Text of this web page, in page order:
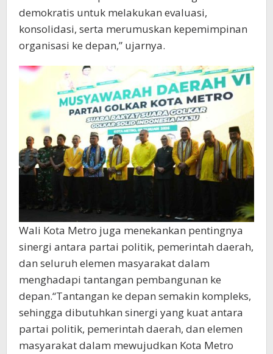
demokratis untuk melakukan evaluasi,
konsolidasi, serta merumuskan kepemimpinan
organisasi ke depan,” ujarnya.
Wali Kota Metro juga menekankan pentingnya
sinergi antara partai politik, pemerintah daerah,
dan seluruh elemen masyarakat dalam
menghadapi tantangan pembangunan ke
depan.“Tantangan ke depan semakin kompleks,
sehingga dibutuhkan sinergi yang kuat antara
partai politik, pemerintah daerah, dan elemen
masyarakat dalam mewujudkan Kota Metro